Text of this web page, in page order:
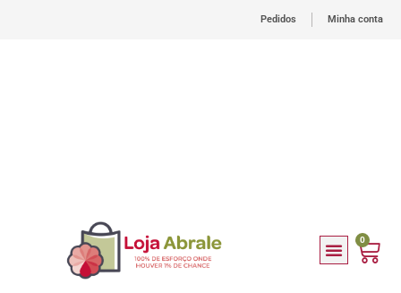
Pedidos Minha conta
0